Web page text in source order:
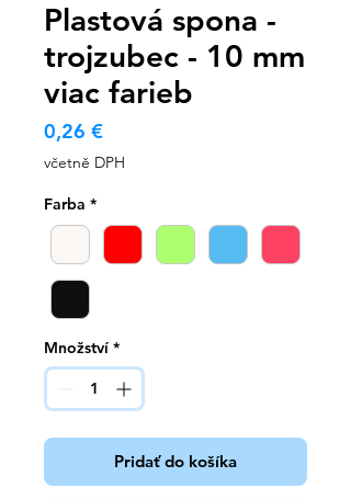
Plastová spona -
trojzubec - 10 mm
viac farieb
0,26 €Cena
včetně DPH
Farba *
Množství *
Pridať do košíka